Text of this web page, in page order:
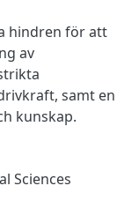
hindren för att
av
samt en
kunskap.
Sciences